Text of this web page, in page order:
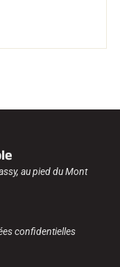
au pied du Mont
confidentielles